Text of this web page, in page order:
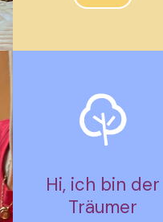
Hi, ich bin der
Träumer